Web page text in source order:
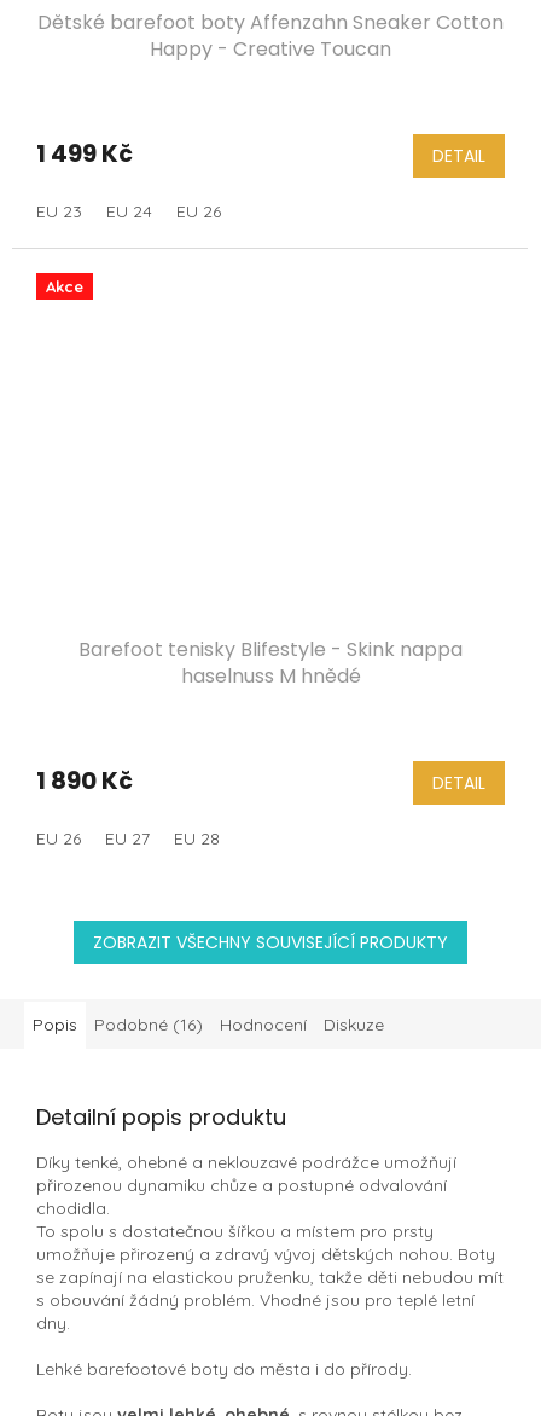
Dětské barefoot boty Affenzahn Sneaker Cotton
Happy - Creative Toucan
1 499 Kč DETAIL
EU 23 EU 24 EU 26
Akce
Barefoot tenisky Blifestyle - Skink nappa
haselnuss M hnědé
1 890 Kč DETAIL
EU 26 EU 27 EU 28
ZOBRAZIT VŠECHNY SOUVISEJÍCÍ PRODUKTY
Popis Podobné (16) Hodnocení Diskuze
Detailní popis produktu
Díky tenké, ohebné a neklouzavé podrážce umožňují
přirozenou dynamiku chůze a postupné odvalování
chodidla.
To spolu s dostatečnou šířkou a místem pro prsty
umožňuje přirozený a zdravý vývoj dětských nohou. Boty
se zapínají na elastickou pruženku, takže děti nebudou mít
s obouvání žádný problém. Vhodné jsou pro teplé letní
dny.
Lehké barefootové boty do města i do přírody.